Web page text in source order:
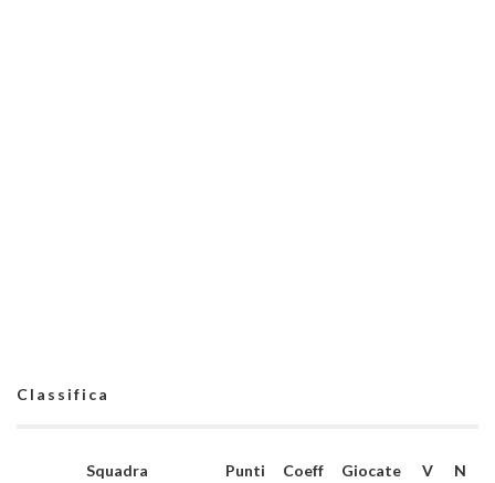
Classifica
Squadra Punti Coeff Giocate V N